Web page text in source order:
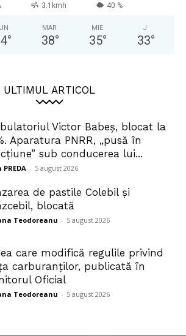
3.1kmh 40 %
°
MAR
38°
MIE
35°
J
33°
ULTIMUL ARTICOL
Victor Babeș, blocat la
Aparatura PNRR, „pusă în
sub conducerea lui...
PREDA - 5 august 2026
de pastile Colebil și
blocată
Teodoreanu - 5 august 2026
care modifică regulile privind
carburanților, publicată în
Oficial
Teodoreanu - 5 august 2026